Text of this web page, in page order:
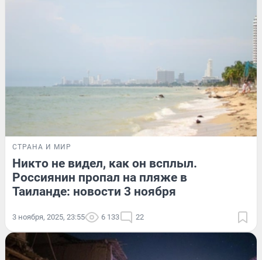
СТРАНА И МИР
Никто не видел, как он всплыл.
Россиянин пропал на пляже в
Таиланде: новости 3 ноября
3 ноября, 2025, 23:55 6 133 22